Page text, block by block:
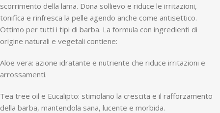
scorrimento della lama. Dona sollievo e riduce le irritazioni,
tonifica e rinfresca la pelle agendo anche come antisettico.
Ottimo per tutti i tipi di barba. La formula con ingredienti di
origine naturali e vegetali contiene:
Aloe vera: azione idratante e nutriente che riduce irritazioni e
arrossamenti.
Tea tree oil e Eucalipto: stimolano la crescita e il rafforzamento
della barba, mantendola sana, lucente e morbida.